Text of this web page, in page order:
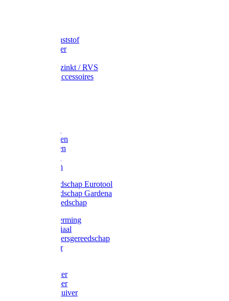
Emmer kunststof
Schepemmer
Emmer verzinkt / RVS
Regenton accessoires
Gazonharken
Asfaltharken
Hooiharken
Handgereedschap Eurotool
Handgereedschap Gardena
Kindergereedschap
Kniebescherming
Afzetmateriaal
Stratenmakersgereedschap
Straathamer
Mestschuiver
Mestschraper
Sneeuwschuiver